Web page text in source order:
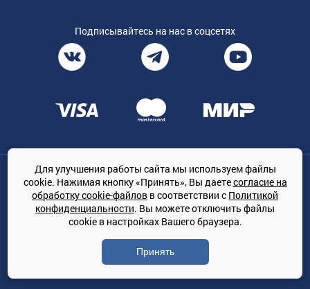
Подписывайтесь на нас в соцсетях
Общество с ограниченной ответственностью «ТРЕЙДКОН», ОГРН:
1167847364079, 197022, г. Санкт-Петербург, проспект Медиков, 7
КЛИМАТПРОФ.ONLINE - оптовая продажа кондиционеров и
климатической техники на территории РФ
© Сайт принадлежит ООО «ТРЕЙДКОН»
Политика конфиденциальности
Для улучшения работы сайта мы используем файлы
cookie. Нажимая кнопку «Принять», Вы даетесогласие на
обработку cookie-файлов в соответствии с Политикой
конфиденциальности. Вы можете отключить файлы
cookie в настройках Вашего браузера.
Принять